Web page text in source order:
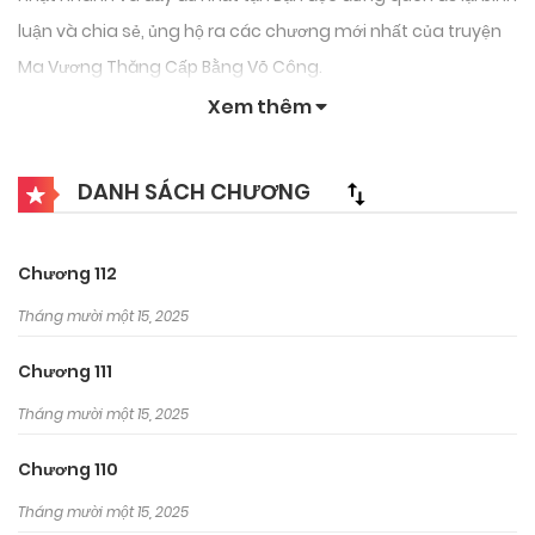
luận và chia sẻ, ủng hộ ra các chương mới nhất của truyện
Ma Vương Thăng Cấp Bằng Võ Công.
Xem thêm
DANH SÁCH CHƯƠNG
Chương 112
Tháng mười một 15, 2025
Chương 111
Tháng mười một 15, 2025
Chương 110
Tháng mười một 15, 2025